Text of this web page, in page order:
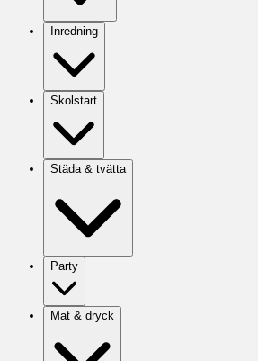
Inredning
Skolstart
Städa & tvätta
Party
Mat & dryck